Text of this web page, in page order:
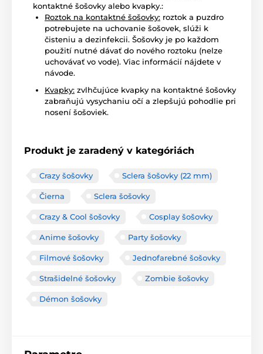
kontaktné šošovky alebo kvapky.:
Roztok na kontaktné šošovky: roztok a puzdro
potrebujete na uchovanie šošovek, slúži k
čisteniu a dezinfekcii. Šošovky je po každom
použití nutné dávať do nového roztoku (nelze
uchovávať vo vode). Viac informácií nájdete v
návode.
Kvapky: zvlhčujúce kvapky na kontaktné šošovky
zabraňujú vysychaniu očí a zlepšujú pohodlie pri
nosení šošoviek.
Produkt je zaradený v kategóriách
Crazy šošovky Sclera šošovky (22 mm)
Čierna Sclera šošovky
Crazy & Cool šošovky Cosplay šošovky
Anime šošovky Party šošovky
Filmové šošovky Jednofarebné šošovky
Strašidelné šošovky Zombie šošovky
Démon šošovky